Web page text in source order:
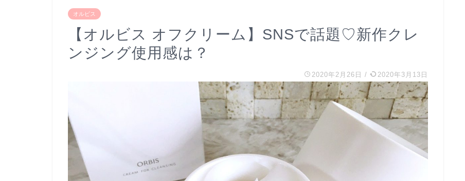
オルビス
【オルビス オフクリーム】SNSで話題♡新作クレ
ンジング使用感は？
2020年2月26日 / 2020年3月13日